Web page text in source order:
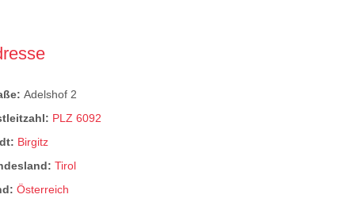
Adelshof 2
PLZ 6092
Birgitz
Tirol
Österreich